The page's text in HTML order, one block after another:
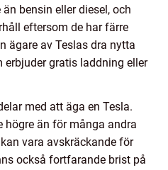
bensin eller diesel, och
eftersom de har färre
ägare av Teslas dra nytta
gratis laddning eller
med att äga en Tesla.
högre än för många andra
vara avskräckande för
också fortfarande brist på